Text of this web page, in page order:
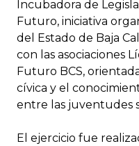
Incubadora de
Futuro, iniciativa
del Estado de Baja
con las asociaciones
Futuro BCS,
cívica y el
entre las juventudes
El ejercicio fue